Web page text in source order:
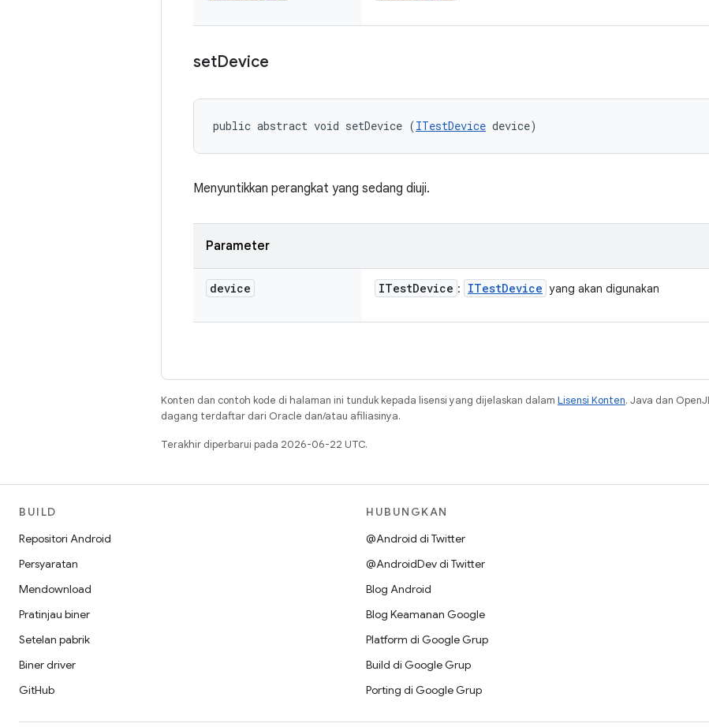
setDevice
public abstract void setDevice (ITestDevice device)
Menyuntikkan perangkat yang sedang diuji.
Parameter
device ITestDevice : ITestDevice yang akan digunakan
Konten dan contoh kode di halaman ini tunduk kepada lisensi yang dijelaskan dalam Lisensi Konten. Java dan
dagang terdaftar dari Oracle dan/atau afiliasinya.
Terakhir diperbarui pada 2026-06-22 UTC.
BUILD
Repositori Android
Persyaratan
Mendownload
Pratinjau biner
Setelan pabrik
Biner driver
GitHub
HUBUNGKAN
@Android di Twitter
@AndroidDev di Twitter
Blog Android
Blog Keamanan Google
Platform di Google Grup
Build di Google Grup
Porting di Google Grup